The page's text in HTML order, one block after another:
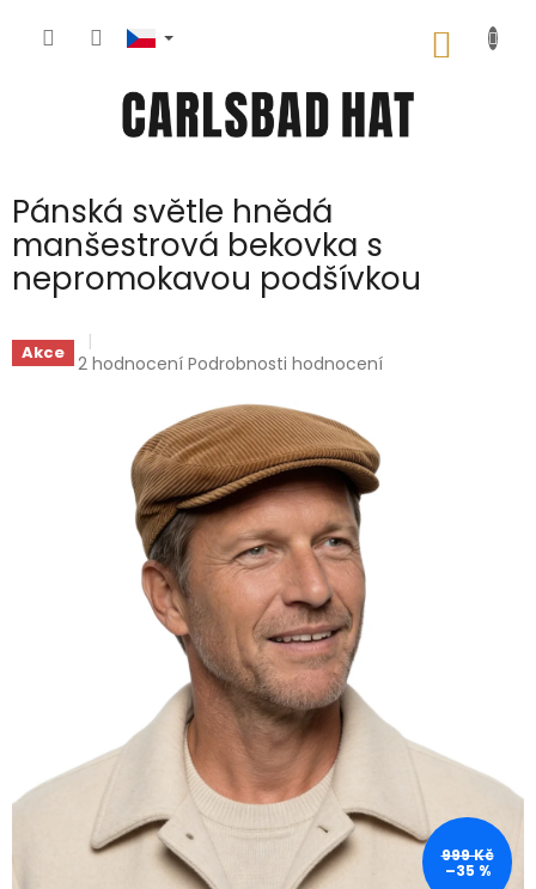
Pánská světle hnědá
manšestrová bekovka s
nepromokavou podšívkou
Akce Průměrné
hvězdiček.
2 hodnocení Podrobnosti hodnocení
999 Kč
–35 %